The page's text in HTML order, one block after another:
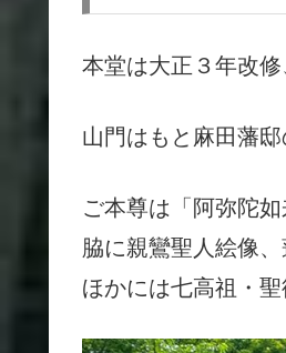
本堂は大正３年改修
山門はもと麻田藩
ご本尊は「阿弥陀如
脇に親鸞聖人絵像
ほかには七高祖・聖